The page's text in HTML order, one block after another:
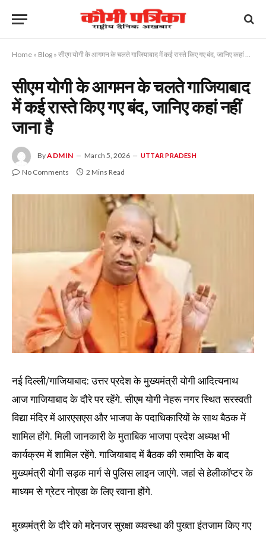
Home » Blog » सीएम योगी के आगमन के चलते गाजियाबाद में कई रास्ते किए गए बंद, जानिए कहां नहीं जाना है
सीएम योगी के आगमन के चलते गाजियाबाद
में कई रास्ते किए गए बंद, जानिए कहां नहीं
जाना है
ByADMIN March 5, 2026 UTTAR PRADESH
No Comments 2 Mins Read
नई दिल्ली/गाजियाबाद: उत्तर प्रदेश के मुख्यमंत्री योगी आदित्यनाथ
आज गाजियाबाद के दौरे पर रहेंगे. सीएम योगी नेहरू नगर स्थित सरस्वती
विद्या मंदिर में आरएसएस और भाजपा के पदाधिकारियों के साथ बैठक में
शामिल होंगे. मिली जानकारी के मुताबिक भाजपा प्रदेश अध्यक्ष भी
कार्यक्रम में शामिल रहेंगे. गाजियाबाद में बैठक की समाप्ति के बाद
मुख्यमंत्री योगी सड़क मार्ग से पुलिस लाइन जाएंगे. जहां से हेलीकॉप्टर के
माध्यम से ग्रेटर नोएडा के लिए रवाना होंगे.
मुख्यमंत्री के दौरे को मद्देनजर सुरक्षा व्यवस्था की पुख्ता इंतजाम किए गए